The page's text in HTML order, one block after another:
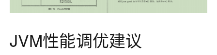
JVM性能调优建议